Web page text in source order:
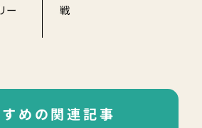
ー
戦
めの関連記事